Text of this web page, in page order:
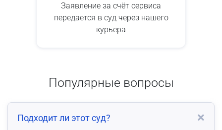
Заявление за счёт сервиса
передается в суд через нашего
курьера
Популярные вопросы
Подходит ли этот суд?